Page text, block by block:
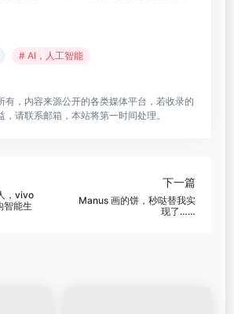
# AI，人工智能
有，内容来源公开的各类媒体平台，若收录的
，请联系邮箱，本站将第一时间处理。
，vivo
智能生
下一篇
Manus 画的饼，秒哒替我实
现了……